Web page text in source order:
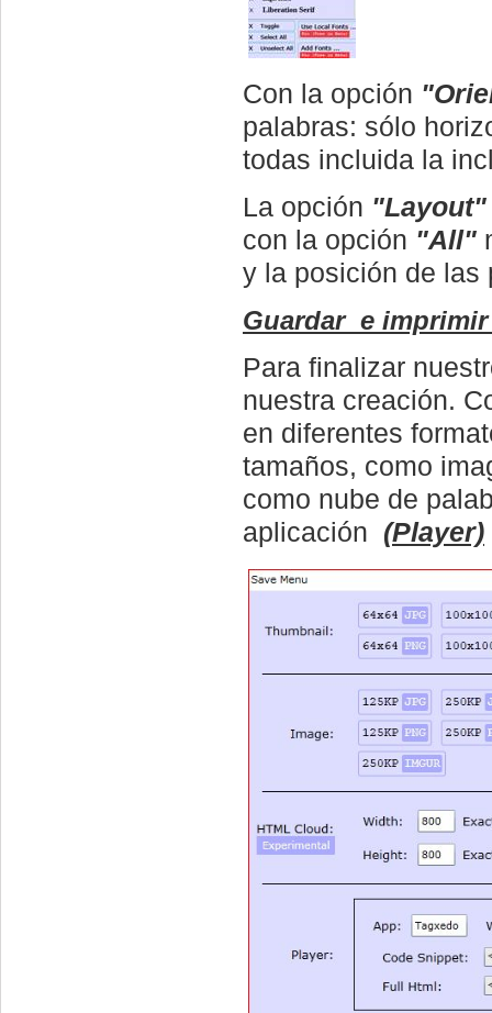
Con la opción
palabras: sólo
todas incluida la
La opción "Layout"
con la opción "All"
y la posición de las
Guardar e
Para finalizar
nuestra creación.
en diferentes
tamaños, como
como nube de
aplicación (Player)